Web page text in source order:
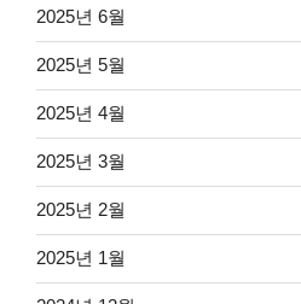
2025년 6월
2025년 5월
2025년 4월
2025년 3월
2025년 2월
2025년 1월